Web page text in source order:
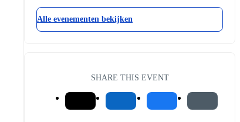
Alle evenementen bekijken
SHARE THIS EVENT